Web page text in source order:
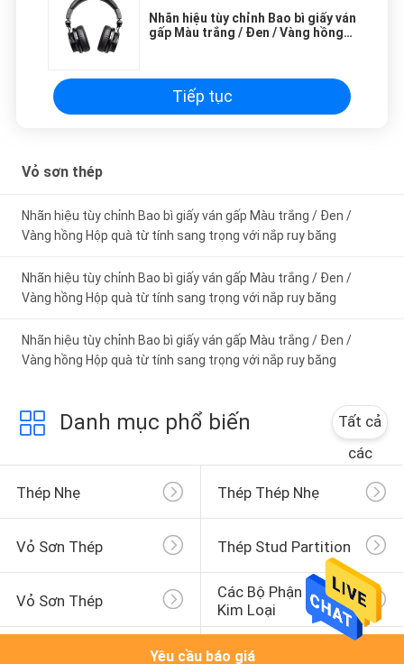
Nhãn hiệu tùy chỉnh Bao bì giấy ván
gấp Màu trắng / Đen / Vàng hồng
Tiếp tục
Vỏ sơn thép
Nhãn hiệu tùy chỉnh Bao bì giấy ván gấp Màu trắng / Đen /
Vàng hồng Hộp quà từ tính sang trọng với nắp ruy băng
Nhãn hiệu tùy chỉnh Bao bì giấy ván gấp Màu trắng / Đen /
Vàng hồng Hộp quà từ tính sang trọng với nắp ruy băng
Nhãn hiệu tùy chỉnh Bao bì giấy ván gấp Màu trắng / Đen /
Vàng hồng Hộp quà từ tính sang trọng với nắp ruy băng
Danh mục phổ biến
Tất cả
các
Thép Nhẹ Thép Thép Nhẹ
Vỏ Sơn Thép Thép Stud Partition
Vỏ Sơn Thép
Các Bộ Phận Khung
Kim Loại
Gỗ Thép Nhẹ
Yêu cầu báo giá